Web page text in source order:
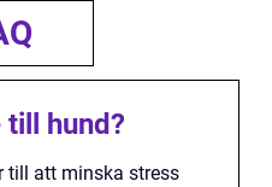
till hund?
till att minska stress